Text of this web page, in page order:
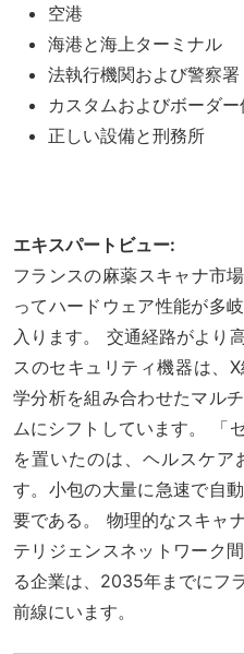
空港
海港と海上ターミナル
法執行機関および警察署
カスタムおよびボーダ
正しい設備と刑務所
エキスパートビュー:
フランスの麻薬スキャナ市
ってハードウェア性能が多
入ります。 交通経路がより
スのセキュリティ機器は、
学分析を組み合わせたマル
ムにシフトしています。 「
を置いたのは、ヘルスケ
す。小包の大量に急速で自
要である。 物理的なスキャ
テリジェンスネットワーク
る企業は、2035年までにフ
前線にいます。